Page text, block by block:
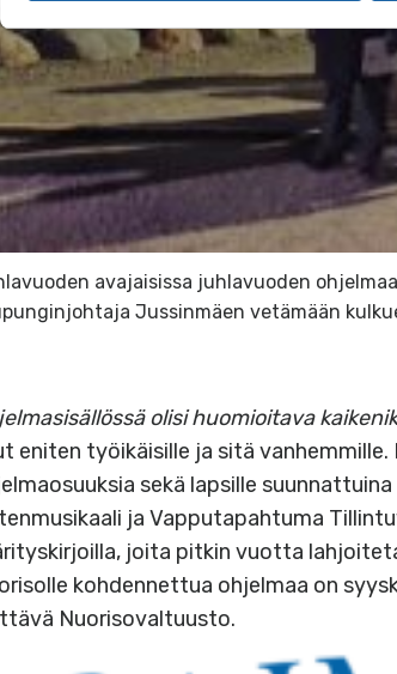
avajaisissa juhlavuoden
Jussinmäen vetämään
olisi huomioitava
eniten työikäisille ja sitä
sekä lapsille
ja Vapputapahtuma
joita pitkin vuotta
kohdennettua ohjelmaa on
Nuorisovaltuusto.